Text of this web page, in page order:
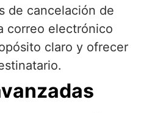
de cancelación de
correo electrónico
claro y ofrecer